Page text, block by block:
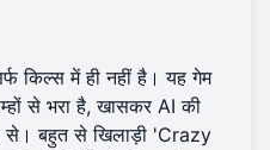
किल्स में ही नहीं है। यह गेम
से भरा है, खासकर AI की
से। बहुत से खिलाड़ी 'Crazy